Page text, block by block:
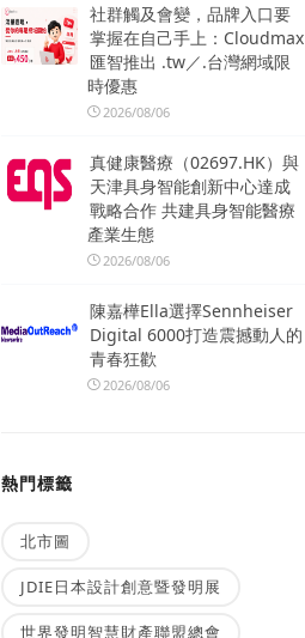
社群觸及會變，品牌入口要
掌握在自己手上：Cloudmax
匯智推出 .tw／.台灣網域限
時優惠
2026/08/06
真健康醫療（02697.HK）與
天津具身智能創新中心達成
戰略合作 共建具身智能醫療
產業生態
2026/08/06
陳嘉樺Ella選擇Sennheiser
Digital 6000打造震撼動人的
青春狂歡
2026/08/06
熱門標籤
北市圖
JDIE日本設計創意暨發明展
世界發明智慧財產聯盟總會